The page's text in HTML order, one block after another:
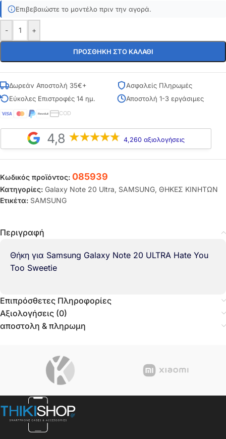
Επιβεβαιώστε το μοντέλο πριν την αγορά.
- +
ΠΡΟΣΘΉΚΗ ΣΤΟ ΚΑΛΆΘΙ
Δωρεάν Αποστολή 35€+
Ασφαλείς Πληρωμές
Εύκολες Επιστροφές 14 ημ.
Αποστολή 1-3 εργάσιμες
COD
4,8 4,260 αξιολογήσεις
Κωδικός προϊόντος: 085939
Κατηγορίες: Galaxy Note 20 Ultra, SAMSUNG, ΘΗΚΕΣ ΚΙΝΗΤΩΝ
Ετικέτα: SAMSUNG
Περιγραφή
Θήκη για Samsung Galaxy Note 20 ULTRA Hate You
Too Sweetie
Επιπρόσθετες Πληροφορίες
Αξιολογήσεις (0)
αποστολη & πληρωμη